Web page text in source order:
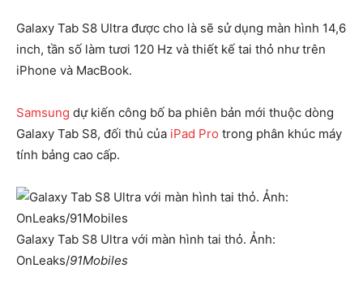
Galaxy Tab S8 Ultra được cho là sẽ sử dụng màn hình 14,6
inch, tần số làm tươi 120 Hz và thiết kế tai thỏ như trên
iPhone và MacBook.
Samsung dự kiến công bố ba phiên bản mới thuộc dòng
Galaxy Tab S8, đối thủ của iPad Pro trong phân khúc máy
tính bảng cao cấp.
Galaxy Tab S8 Ultra với màn hình tai thỏ. Ảnh:
OnLeaks/91Mobiles